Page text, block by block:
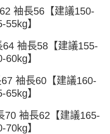
公司帳單繳交帳款。
契約關係目的，商店將以您的個人
灣大哥大進項蒐集、處理及利用，
https://oppay.tw/userRule
單仍視為有效，需透過AFTEE先享
之結帳頁面顯示為準，若有關於
support/home
料，並將交易相關給付款項請求債
網址：
人或監護人之同意方可使用
引起之損失，本公司不負相關責
運費
袖長56【建議150-
55kg】
袖長58【建議155-
60kg】
袖長60【建議160-
65kg】
70 袖長62【建議165-
70kg】